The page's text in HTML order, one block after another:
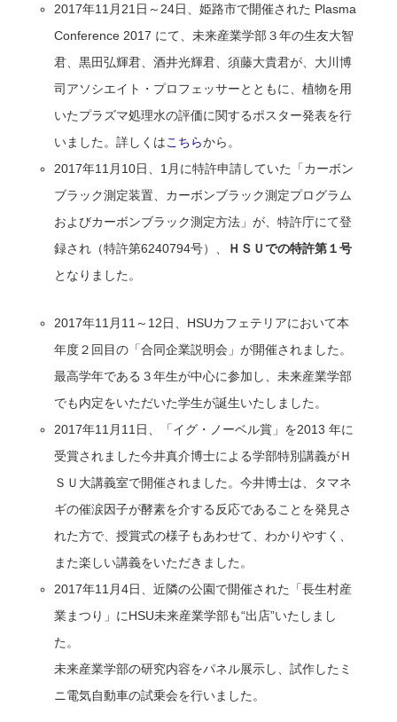
2017年11月21日～24日、姫路市で開催された Plasma
Conference 2017 にて、未来産業学部３年の生友大智
君、黒田弘輝君、酒井光輝君、須藤大貴君が、大川博
司アソシエイト・プロフェッサーとともに、植物を用
いたプラズマ処理水の評価に関するポスター発表を行
いました。詳しくはこちらから。
2017年11月10日、1月に特許申請していた「カーボン
ブラック測定装置、カーボンブラック測定プログラム
およびカーボンブラック測定方法」が、特許庁にて登
録され（特許第6240794号）、
ＨＳＵでの特許第１号
となりました。
2017年11月11～12日、HSUカフェテリアにおいて本
年度２回目の「合同企業説明会」が開催されました。
最高学年である３年生が中心に参加し、未来産業学部
でも内定をいただいた学生が誕生いたしました。
2017年11月11日、「イグ・ノーベル賞」を2013 年に
受賞されました今井真介博士による学部特別講義がＨ
ＳＵ大講義室で開催されました。今井博士は、タマネ
ギの催涙因子が酵素を介する反応であることを発見さ
れた方で、授賞式の様子もあわせて、わかりやすく、
また楽しい講義をいただきました。
2017年11月4日、近隣の公園で開催された「長生村産
業まつり」にHSU未来産業学部も“出店”いたしまし
た。
未来産業学部の研究内容をパネル展示し、試作したミ
ニ電気自動車の試乗会を行いました。